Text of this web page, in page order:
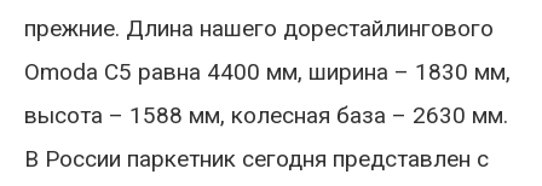
прежние. Длина нашего дорестайлингового
Omoda C5 равна 4400 мм, ширина – 1830 мм,
высота – 1588 мм, колесная база – 2630 мм.
В России паркетник сегодня представлен с